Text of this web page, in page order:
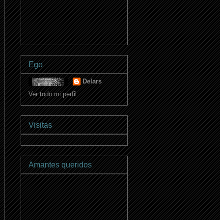
Ego
Delars
Ver todo mi perfil
Visitas
Amantes queridos